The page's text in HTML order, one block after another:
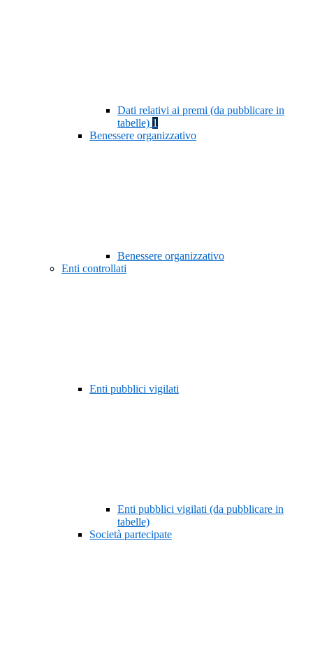
Dati relativi ai premi (da pubblicare in
tabelle) 1
Benessere organizzativo
Benessere organizzativo
Enti controllati
Enti pubblici vigilati
Enti pubblici vigilati (da pubblicare in
tabelle)
Società partecipate